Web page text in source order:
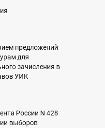
предложений
для
зачисления в
УИК
России N 428
выборов